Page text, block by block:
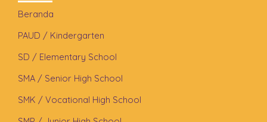
Beranda
PAUD / Kindergarten
SD / Elementary School
SMA / Senior High School
SMK / Vocational High School